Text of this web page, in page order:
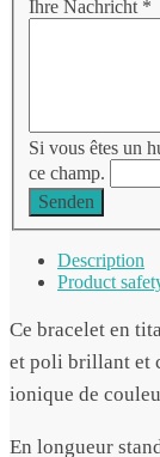
Ihre Nachricht *
Si vous êtes un
ce champ.
Senden
Description
Product
Ce bracelet en
et poli brillant et
ionique de
En longueur